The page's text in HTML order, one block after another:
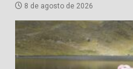
8 de agosto de 2026